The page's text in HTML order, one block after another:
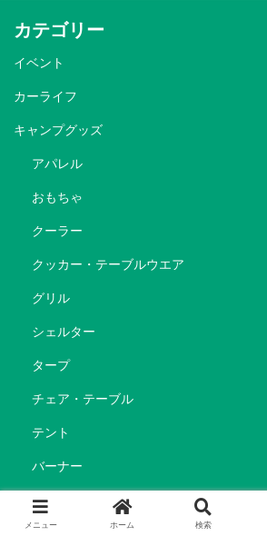
カテゴリー
イベント
カーライフ
キャンプグッズ
アパレル
おもちゃ
クーラー
クッカー・テーブルウエア
グリル
シェルター
タープ
チェア・テーブル
テント
バーナー
ペグ・ハンマー
メニュー ホーム 検索